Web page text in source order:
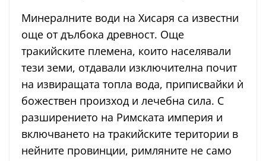
Минералните води на Хисаря са известни
още от дълбока древност. Още
тракийските племена, които населявали
тези земи, отдавали изключителна почит
на извиращата топла вода, приписвайки ѝ
божествен произход и лечебна сила. С
разширението на Римската империя и
включването на тракийските територии в
нейните провинции, римляните не само